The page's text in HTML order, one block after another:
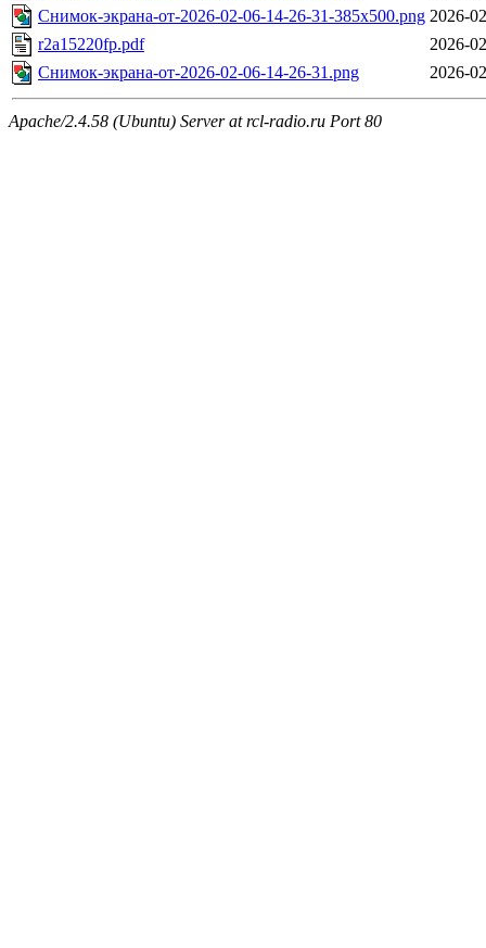
Снимок-экрана-от-2026-02-06-14-26-31-385x500.png 2026-
r2a15220fp.pdf
2026-
Снимок-экрана-от-2026-02-06-14-26-31.png
2026-
Apache/2.4.58 (Ubuntu) Server at rcl-radio.ru Port 80